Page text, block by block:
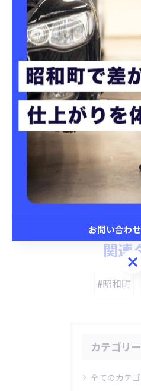
#持ち込みパーツ取付 #カー
#持ち込みタイヤ交換 #持ち込
#車パーツ取付 #タイヤ交換
#手洗い洗車 #撥水 #洗車
昭和町にてタイヤ交換を実施
タイヤ交換 洗車
< 前のページ 一覧に
関連
#昭和町
カテゴリー
全てのカテ
お問い合わ
お問い合わ